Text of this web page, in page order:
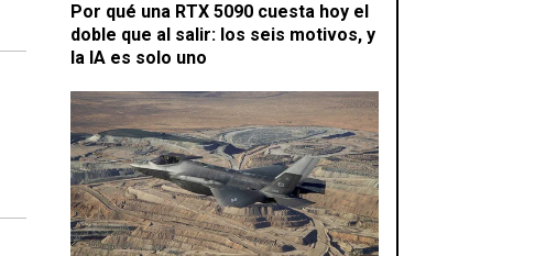
Por qué una RTX 5090 cuesta hoy el
doble que al salir: los seis motivos, y
la IA es solo uno